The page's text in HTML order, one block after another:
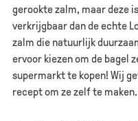
gerookte zalm, maar deze
verkrijgbaar dan de echte
zalm die natuurlijk
ervoor kiezen om de bagel
supermarkt te kopen! Wij
recept om ze zelf te maken.